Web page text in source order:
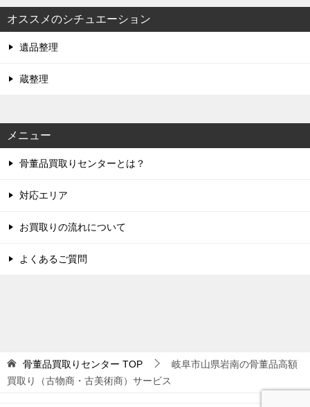
オススメのシチュエーション
遺品整理
蔵整理
メニュー
骨董品買取りセンターとは？
対応エリア
お買取りの流れについて
よくあるご質問
骨董品買取りセンター TOP
岐阜市山県岩南の骨董品高額
買取り（古物商・古美術商）サービス